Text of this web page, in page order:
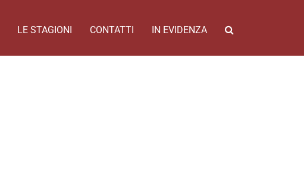
LE STAGIONI CONTATTI IN EVIDENZA